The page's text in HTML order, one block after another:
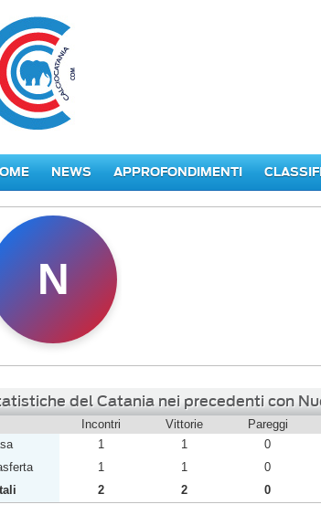
NEWS APPROFONDIMENTI
N
del Catania nei precedenti con
Incontri Vittorie Pareggi
1 1 0
1 1 0
2 2 0